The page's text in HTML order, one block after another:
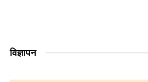
विज्ञापन